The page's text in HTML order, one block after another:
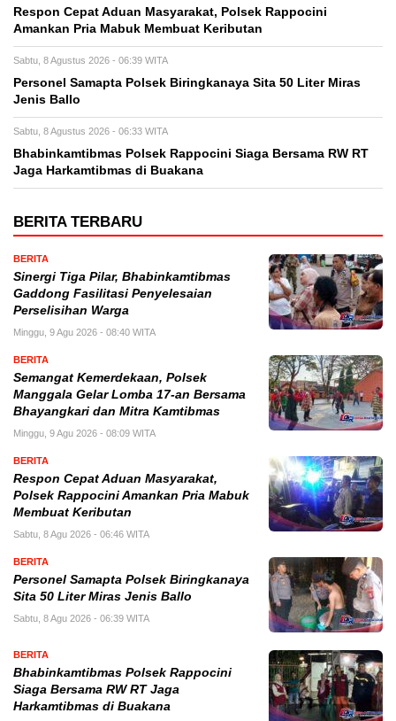
Respon Cepat Aduan Masyarakat, Polsek Rappocini
Amankan Pria Mabuk Membuat Keributan
Sabtu, 8 Agustus 2026 - 06:39 WITA
Personel Samapta Polsek Biringkanaya Sita 50 Liter Miras
Jenis Ballo
Sabtu, 8 Agustus 2026 - 06:33 WITA
Bhabinkamtibmas Polsek Rappocini Siaga Bersama RW RT
Jaga Harkamtibmas di Buakana
BERITA TERBARU
BERITA
Sinergi Tiga Pilar, Bhabinkamtibmas
Gaddong Fasilitasi Penyelesaian
Perselisihan Warga
Minggu, 9 Agu 2026 - 08:40 WITA
BERITA
Semangat Kemerdekaan, Polsek
Manggala Gelar Lomba 17-an Bersama
Bhayangkari dan Mitra Kamtibmas
Minggu, 9 Agu 2026 - 08:09 WITA
BERITA
Respon Cepat Aduan Masyarakat,
Polsek Rappocini Amankan Pria Mabuk
Membuat Keributan
Sabtu, 8 Agu 2026 - 06:46 WITA
BERITA
Personel Samapta Polsek Biringkanaya
Sita 50 Liter Miras Jenis Ballo
Sabtu, 8 Agu 2026 - 06:39 WITA
BERITA
Bhabinkamtibmas Polsek Rappocini
Siaga Bersama RW RT Jaga
Harkamtibmas di Buakana